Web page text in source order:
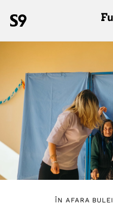
ÎN AFARA BULEI